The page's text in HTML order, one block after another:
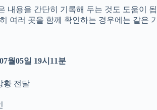
내용을 간단히 기록해 두는 것도 도움이
여러 곳을 함께 확인하는 경우에는 같은
월05일 19시11분
황 전달